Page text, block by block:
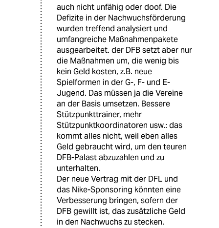
auch nicht unfähig oder doof. Die
Defizite in der Nachwuchsförderung
wurden treffend analysiert und
umfangreiche Maßnahmenpakete
ausgearbeitet. der DFB setzt aber nur
die Maßnahmen um, die wenig bis
kein Geld kosten, z.B. neue
Spielformen in der G-, F- und E-
Jugend. Das müssen ja die Vereine
an der Basis umsetzen. Bessere
Stützpunkttrainer, mehr
Stützpunktkoordinatoren usw.: das
kommt alles nicht, weil eben alles
Geld gebraucht wird, um den teuren
DFB-Palast abzuzahlen und zu
unterhalten.
Der neue Vertrag mit der DFL und
das Nike-Sponsoring könnten eine
Verbesserung bringen, sofern der
DFB gewillt ist, das zusätzliche Geld
in den Nachwuchs zu stecken.